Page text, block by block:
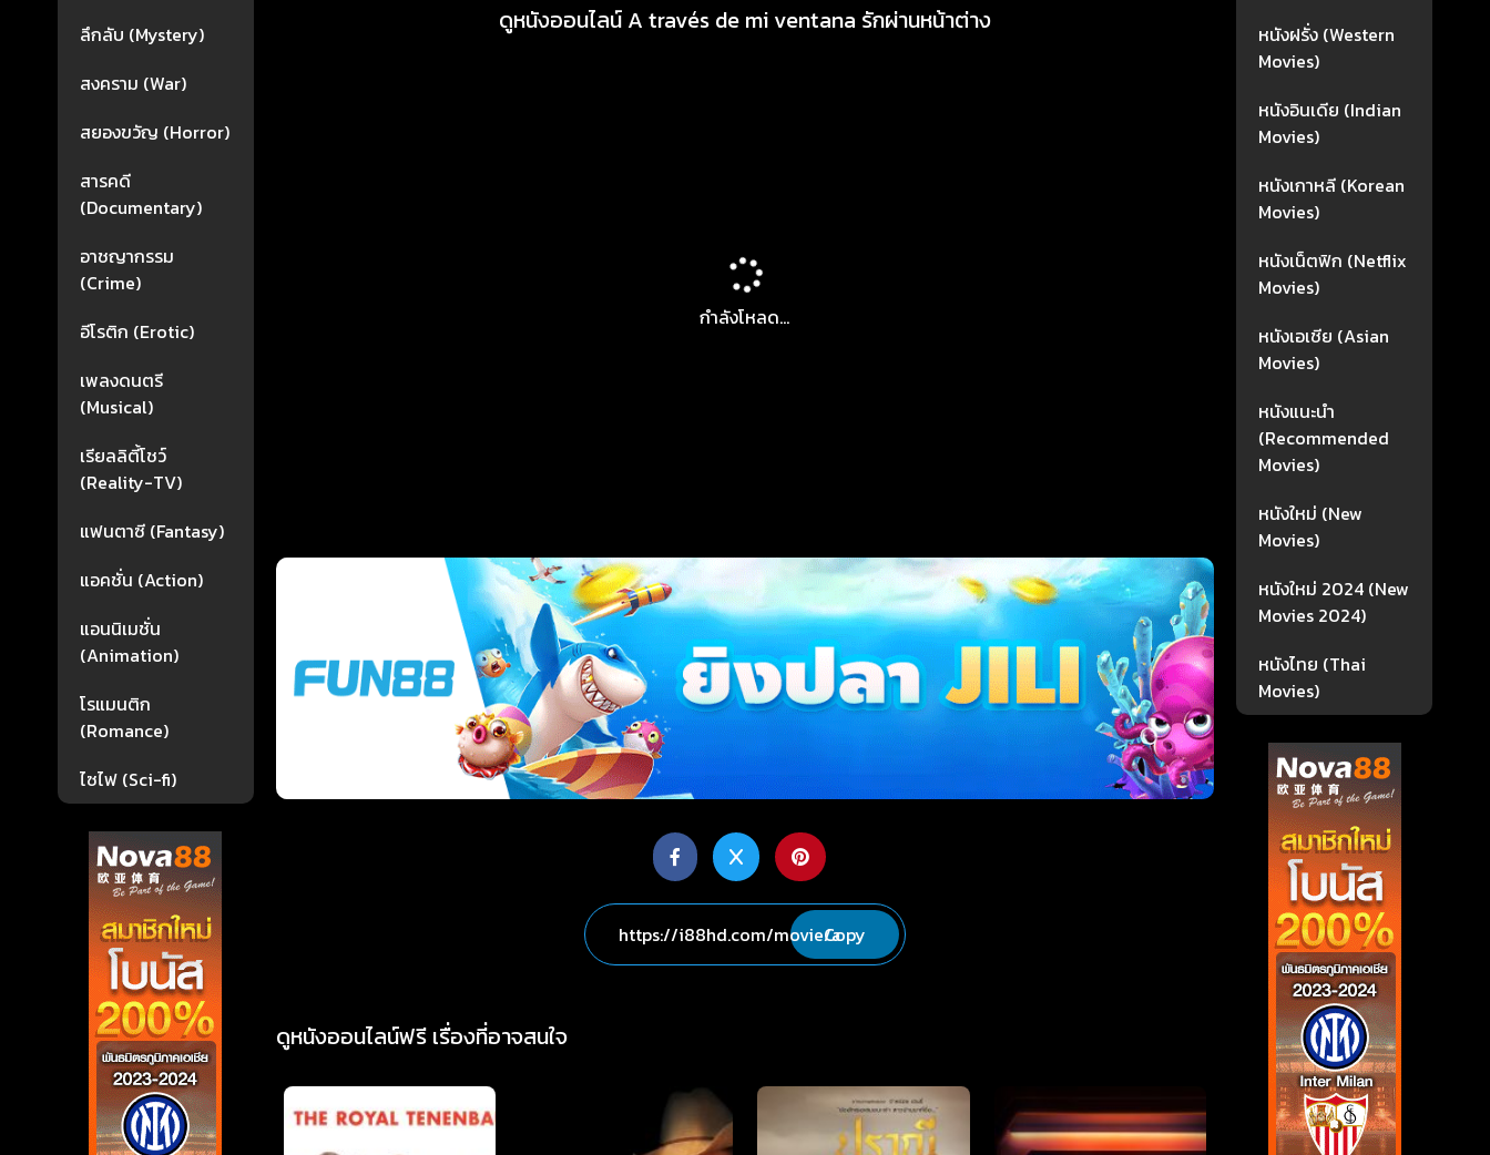
ลึกลับ (Mystery)
สงคราม (War)
สยองขวัญ (Horror)
สารคดี
(Documentary)
อาชญากรรม
(Crime)
อีโรติก (Erotic)
เพลงดนตรี
(Musical)
เรียลลิตี้โชว์
(Reality-TV)
แฟนตาซี (Fantasy)
แอคชั่น (Action)
แอนนิเมชั่น
(Animation)
โรแมนติก
(Romance)
ไซไฟ (Sci-fi)
ดูหนังออนไลน์ A través de mi ventana รักผ่านหน้าต่าง
กำลังโหลด...
Copy
ดูหนังออนไลน์ฟรี เรื่องที่อาจสนใจ
หนังฝรั่ง (Western
Movies)
หนังอินเดีย (Indian
Movies)
หนังเกาหลี (Korean
Movies)
หนังเน็ตฟิก (Netflix
Movies)
หนังเอเชีย (Asian
Movies)
หนังแนะนำ
(Recommended
Movies)
หนังใหม่ (New
Movies)
หนังใหม่ 2024 (New
Movies 2024)
หนังไทย (Thai
Movies)